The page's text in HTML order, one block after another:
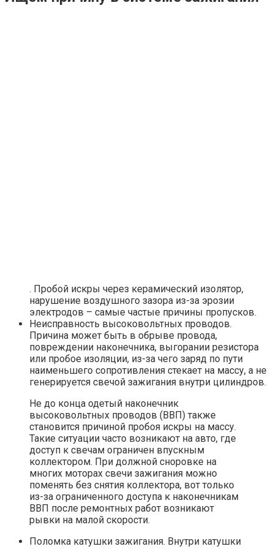
. Пробой искры через керамический изолятор,
нарушение воздушного зазора из-за эрозии
электродов – самые частые причины пропусков.
Неисправность высоковольтных проводов.
Причина может быть в обрыве провода,
повреждении наконечника, выгорании резистора
или пробое изоляции, из-за чего заряд по пути
наименьшего сопротивления стекает на массу, а не
генерируется свечой зажигания внутри цилиндров.
Не до конца одетый наконечник
высоковольтных проводов (ВВП) также
становится причиной пробоя искры на массу.
Такие ситуации часто возникают на авто, где
доступ к свечам ограничен впускным
коллектором. При должной сноровке на
многих моторах свечи зажигания можно
поменять без снятия коллектора, вот только
из-за ограниченного доступа к наконечникам
ВВП после ремонтных работ возникают
рывки на малой скорости.
Поломка катушки зажигания. Внутри катушки